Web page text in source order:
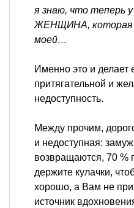
я знаю, что теперь
ЖЕНЩИНА, которая
моей…
Именно это и делает
притягательной и
недоступность.
Между прочим,
и недоступная:
возвращаются, 70 %
держите кулачки,
хорошо, а Вам не
источник